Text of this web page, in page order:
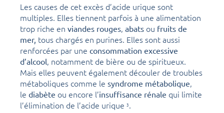
Les causes de cet excès d’acide urique sont
multiples. Elles tiennent parfois à une alimentation
trop riche en viandes rouges, abats ou fruits de
mer, tous chargés en purines. Elles sont aussi
renforcées par une consommation excessive
d’alcool, notamment de bière ou de spiritueux.
Mais elles peuvent également découler de troubles
métaboliques comme le syndrome métabolique,
le diabète ou encore l’insuffisance rénale qui limite
l’élimination de l’acide urique 3.